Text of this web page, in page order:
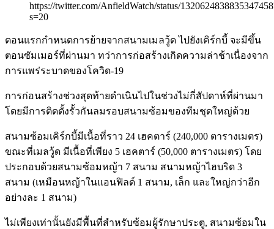
https://twitter.com/AnfieldWatch/status/
s=20
ตอนแรกกำหนดการย้ายจากสนามเมลวู้ด ไปยังเคิร์กบี้ จะมีขึ้น
ตอนซัมเมอร์ที่ผ่านมา ทว่าการก่อสร้างเกิดความล่าช้าเนื่องจาก
การแพร่ระบาดของโควิด-19
การก่อนสร้างช่วงสุดท้ายดำเนินไปในช่วงไม่กี่สัปดาห์ที่ผ่านมา
โดยมีการติดตั้งรั้วกันลมรอบสนามซ้อมของทีมชุดใหญ่ด้วย
สนามซ้อมเคิร์กบี้มีเนื้อที่ราว 24 เฮคตาร์ (240,000 ตารางเมตร)
ขณะที่เมลวู้ด มีเนื้อที่เพียง 5 เฮคตาร์ (50,000 ตารางเมตร) โดย
ประกอบด้วยสนามซ้อมหญ้า 7 สนาม สนามหญ้าไฮบริด 3
สนาม (เหมือนหญ้าในแอนฟิลด์ 1 สนาม, เล็ก และใหญ่กว่าอีก
อย่างละ 1 สนาม)
ไม่เพียงเท่านั้นยังมีพื้นที่สำหรับซ้อมผู้รักษาประตู, สนามซ้อมใน